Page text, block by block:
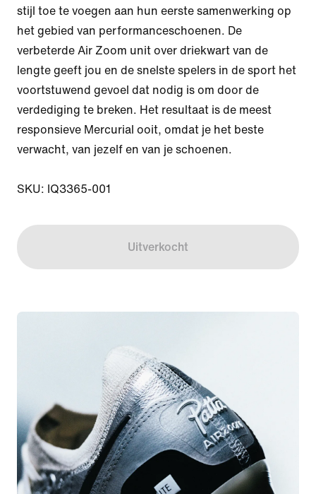
stijl toe te voegen aan hun eerste samenwerking op
het gebied van performanceschoenen. De
verbeterde Air Zoom unit over driekwart van de
lengte geeft jou en de snelste spelers in de sport het
voortstuwend gevoel dat nodig is om door de
verdediging te breken. Het resultaat is de meest
responsieve Mercurial ooit, omdat je het beste
verwacht, van jezelf en van je schoenen.
SKU: IQ3365-001
Uitverkocht